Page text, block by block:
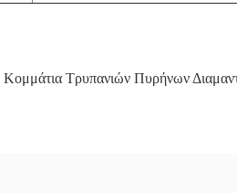
Κομμάτια Τρυπανιών Πυρήνων